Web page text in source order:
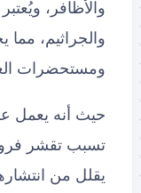
والأظافر،
والجراثيم، مما
ومستحضرات
حيث أنه يعمل
تسبب تقشر
يقلل من